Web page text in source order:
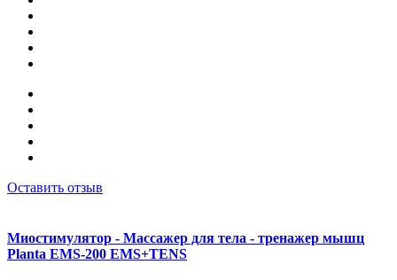
Оставить отзыв
Миостимулятор - Массажер для тела - тренажер мышц
Planta EMS-200 EMS+TENS